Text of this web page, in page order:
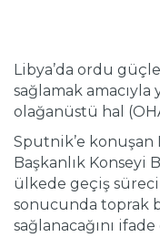
Libya’da ordu
sağlamak
olağanüstü hal
Sputnik’e
Başkanlık Konseyi
ülkede geçiş süreci
sonucunda toprak
sağlanacağını